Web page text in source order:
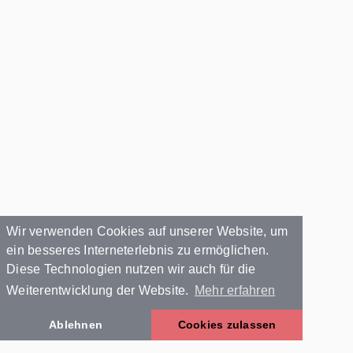
Wir verwenden Cookies auf unserer Website, um
ein besseres Interneterlebnis zu ermöglichen.
Diese Technologien nutzen wir auch für die
Weiterentwicklung der Website.
Mehr erfahren
Ablehnen Cookies zulassen